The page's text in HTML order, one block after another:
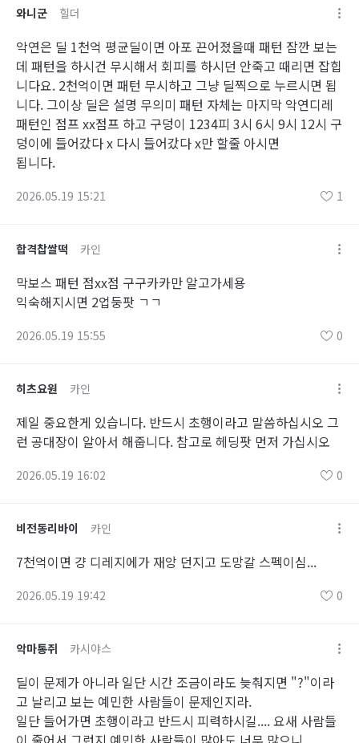
와니군 힐더
악연은 딜 1천억 평균딜이면 아포 끈어졌을때 패턴 잠깐 보는
데 패턴을 하시건 무시해서 회피를 하시던 안죽고 때리면 잡힙
니다요. 2천억이면 패턴 무시하고 그냥 딜찍으로 누르시면 됩
니다. 그이상 딜은 설명 무의미 패턴 자체는 마지막 악연디레
패턴인 점프 xx점프 하고 구덩이 1234피 3시 6시 9시 12시 구
덩이에 들어갔다 x 다시 들어갔다 x만 할줄 아시면
됩니다.
2026.05.19 15:21 1
합격찹쌀떡 카인
막보스 패턴 점xx점 구구카카만 알고가세용
익숙해지시면 2업둥팟 ㄱㄱ
2026.05.19 15:55 0
히츠요원 카인
제일 중요한게 있습니다. 반드시 초행이라고 말씀하십시오 그
런 공대장이 알아서 해줍니다. 참고로 헤딩팟 먼저 가십시오
2026.05.19 16:02 0
비전동리바이 카인
7천억이면 걍 디레지에가 재앙 던지고 도망갈 스펙이심...
2026.05.19 19:42 0
악마통쥐 카시야스
딜이 문제가 아니라 일단 시간 조금이라도 늦춰지면 "?"이라
고 날리고 보는 예민한 사람들이 문제인지라.
일단 들어가면 초행이라고 반드시 피력하시길.... 요새 사람들